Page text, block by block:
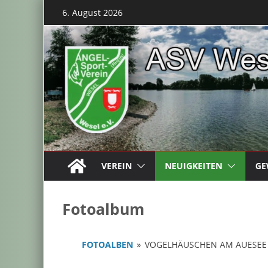
Inhalt
springen
6. August 2026
VEREIN NEUIGKEITEN
Fotoalbum
FOTOALBEN » VOGELHÄUSCHEN AM